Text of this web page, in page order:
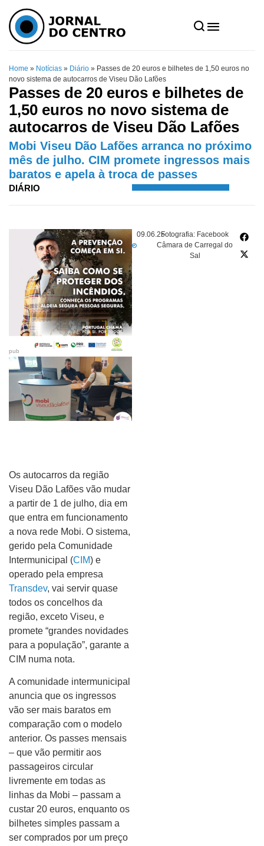
Home » Notícias » Diário » Passes de 20 euros e bilhetes de 1,50 euros no
novo sistema de autocarros de Viseu Dão Lafões
Passes de 20 euros e bilhetes de
1,50 euros no novo sistema de
autocarros de Viseu Dão Lafões
Mobi Viseu Dão Lafões arranca no próximo
mês de julho. CIM promete ingressos mais
baratos e apela à troca de passes
DIÁRIO
09.06.25Fotografia: Facebook
Câmara de Carregal do
Sal
pub
Os autocarros da região
Viseu Dão Lafões vão mudar
a partir de 1 de julho, dia em
que entra em funcionamento
a nova rede Mobi. O sistema,
gerido pela Comunidade
Intermunicipal (CIM) e
operado pela empresa
Transdev, vai servir quase
todos os concelhos da
região, exceto Viseu, e
promete “grandes novidades
para a população”, garante a
CIM numa nota.
A comunidade intermunicipal
anuncia que os ingressos
vão ser mais baratos em
comparação com o modelo
anterior. Os passes mensais
– que vão permitir aos
passageiros circular
livremente em todas as
linhas da Mobi – passam a
custar 20 euros, enquanto os
bilhetes simples passam a
ser comprados por um preço